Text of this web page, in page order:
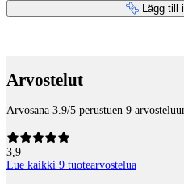
Lägg
Arvostelut
Arvosana 3.9/5 perustuen 9
3,9
Lue kaikki 9 tuotearvostelua